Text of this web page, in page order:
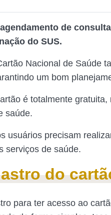
agendamento de
do SUS.
Nacional de Saúde
um bom
é totalmente gratuita,
saúde.
usuários precisam
serviços de saúde.
do
para ter acesso ao